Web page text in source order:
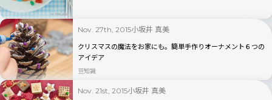
Nov. 27th, 2015小坂井 真美
クリスマスの魔法をお家にも。簡単手作りオーナメント６つの
アイデア
豆知識
Nov. 21st, 2015小坂井 真美